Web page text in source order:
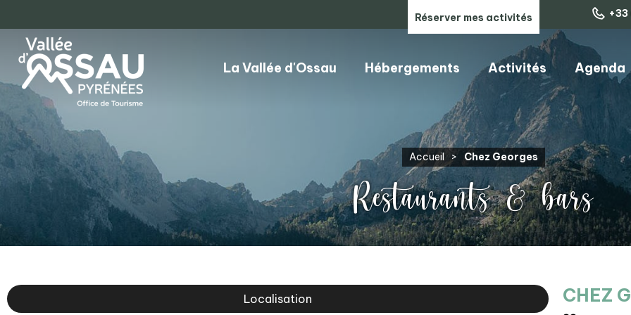
Réserver mes activités
La Vallée d'Ossau Hébergements Activités Agenda
Accueil > Chez Georges
Restaurants & bars
Localisation CHEZ